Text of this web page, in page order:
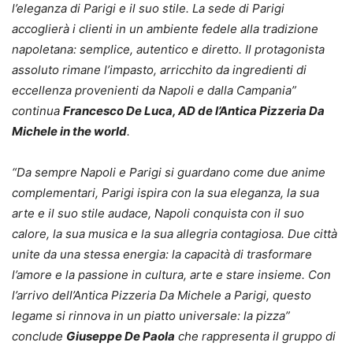
l’eleganza di Parigi e il suo stile. La sede di Parigi
accoglierà i clienti in un ambiente fedele alla tradizione
napoletana: semplice, autentico e diretto. Il protagonista
assoluto rimane l’impasto, arricchito da ingredienti di
eccellenza provenienti da Napoli e dalla Campania”
continua Francesco De Luca, AD de l’Antica Pizzeria Da
Michele in the world.
“Da sempre Napoli e Parigi si guardano come due anime
complementari, Parigi ispira con la sua eleganza, la sua
arte e il suo stile audace, Napoli conquista con il suo
calore, la sua musica e la sua allegria contagiosa. Due città
unite da una stessa energia: la capacità di trasformare
l’amore e la passione in cultura, arte e stare insieme. Con
l’arrivo dell’Antica Pizzeria Da Michele a Parigi, questo
legame si rinnova in un piatto universale: la pizza”
conclude Giuseppe De Paola che rappresenta il gruppo di